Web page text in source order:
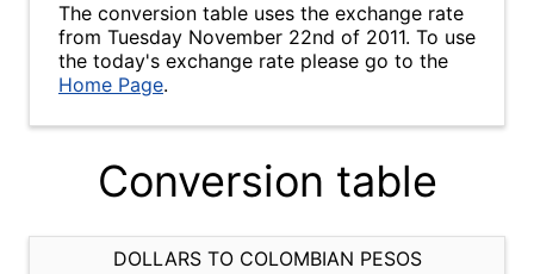
The conversion table uses the exchange rate
from Tuesday November 22nd of 2011. To use
the today's exchange rate please go to the
Home Page.
Conversion table
DOLLARS TO COLOMBIAN PESOS